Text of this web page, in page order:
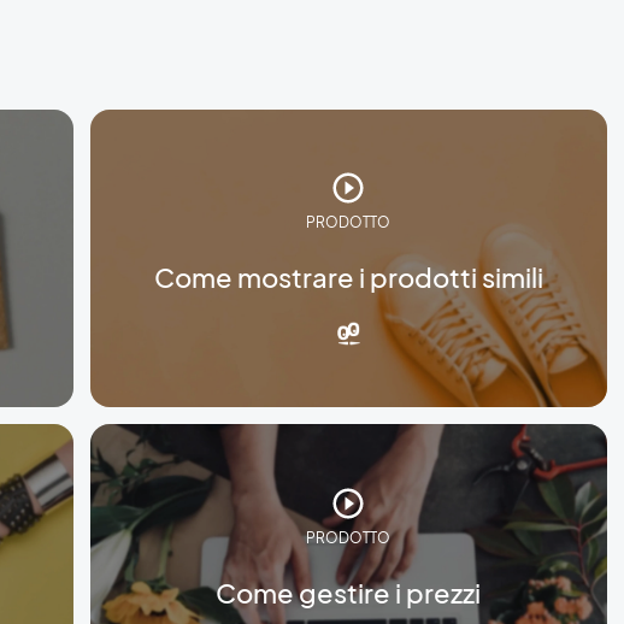
PRODOTTO
Come mostrare i prodotti simili
PRODOTTO
Come gestire i prezzi